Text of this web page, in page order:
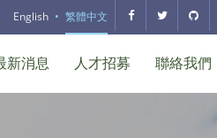
English 繁體中文
新消息 人才招募 聯絡我們